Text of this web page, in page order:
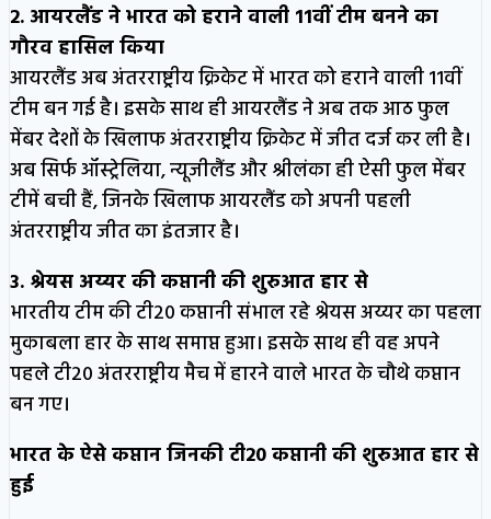
2. आयरलैंड ने भारत को हराने वाली 11वीं टीम बनने का
गौरव हासिल किया
आयरलैंड अब अंतरराष्ट्रीय क्रिकेट में भारत को हराने वाली 11वीं
टीम बन गई है। इसके साथ ही आयरलैंड ने अब तक आठ फुल
मेंबर देशों के खिलाफ अंतरराष्ट्रीय क्रिकेट में जीत दर्ज कर ली है।
अब सिर्फ ऑस्ट्रेलिया, न्यूजीलैंड और श्रीलंका ही ऐसी फुल मेंबर
टीमें बची हैं, जिनके खिलाफ आयरलैंड को अपनी पहली
अंतरराष्ट्रीय जीत का इंतजार है।
3. श्रेयस अय्यर की कप्तानी की शुरुआत हार से
भारतीय टीम की टी20 कप्तानी संभाल रहे श्रेयस अय्यर का पहला
मुकाबला हार के साथ समाप्त हुआ। इसके साथ ही वह अपने
पहले टी20 अंतरराष्ट्रीय मैच में हारने वाले भारत के चौथे कप्तान
बन गए।
भारत के ऐसे कप्तान जिनकी टी20 कप्तानी की शुरुआत हार से
हुई